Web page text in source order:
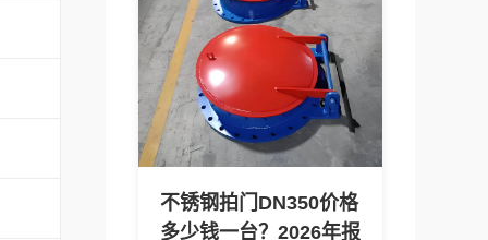
不锈钢拍门DN350价格
多少钱一台？2026年报